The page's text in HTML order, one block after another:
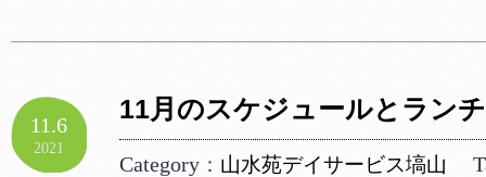
11.6
2021
11月のスケジュールとラン
Category ： 山水苑デイサービス塙山